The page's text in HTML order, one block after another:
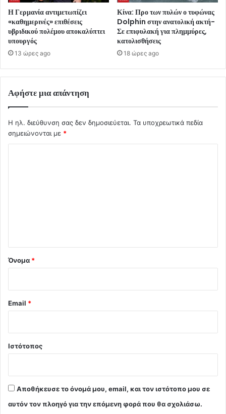
Η Γερμανία αντιμετωπίζει
«καθημερινές» επιθέσεις
υβριδικού πολέμου αποκαλύπτει
υπουργός
13 ώρες ago
Κίνα: Προ των πυλών ο τυφώνας
Dolphin στην ανατολική ακτή-
Σε επιφυλακή για πλημμύρες,
κατολισθήσεις
18 ώρες ago
Αφήστε μια απάντηση
Η ηλ. διεύθυνση σας δεν δημοσιεύεται. Τα υποχρεωτικά πεδία
σημειώνονται με *
Όνομα *
Email *
Ιστότοπος
Αποθήκευσε το όνομά μου, email, και τον ιστότοπο μου σε
αυτόν τον πλοηγό για την επόμενη φορά που θα σχολιάσω.